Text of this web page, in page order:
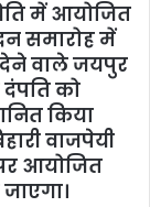
में आयोजित
समारोह में
वाले जयपुर
को
किया
वाजपेयी
आयोजित